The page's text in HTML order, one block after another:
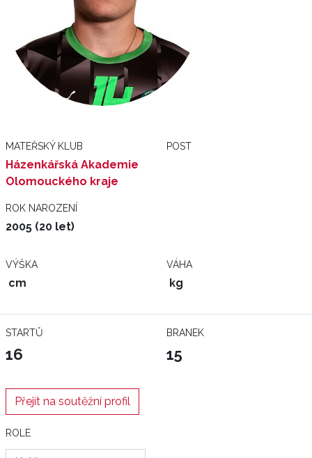
MATEŘSKÝ KLUB
Házenkářská Akademie
Olomouckého kraje
POST
ROK NAROZENÍ
2005 (20 let)
VÝŠKA
cm
VÁHA
kg
STARTŮ
16
BRANEK
15
Přejít na soutěžní profil
ROLE